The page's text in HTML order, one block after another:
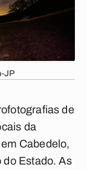
JP
de
da
Cabedelo,
do Estado. As